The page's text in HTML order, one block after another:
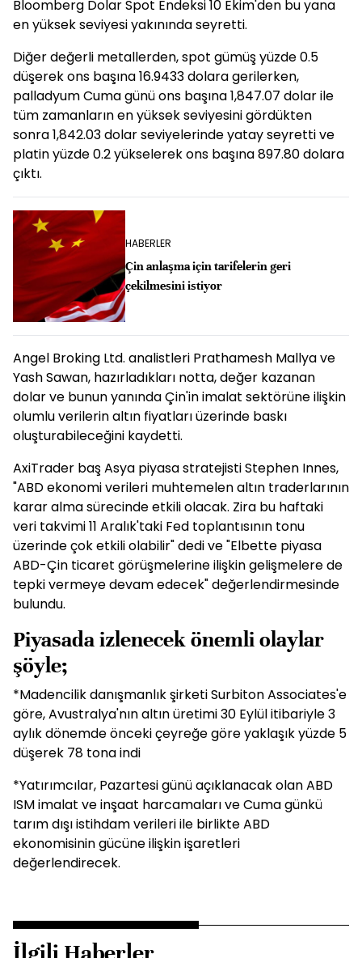
Bloomberg Dolar Spot Endeksi 10 Ekim'den bu yana
en yüksek seviyesi yakınında seyretti.
Diğer değerli metallerden, spot gümüş yüzde 0.5
düşerek ons başına 16.9433 dolara gerilerken,
palladyum Cuma günü ons başına 1,847.07 dolar ile
tüm zamanların en yüksek seviyesini gördükten
sonra 1,842.03 dolar seviyelerinde yatay seyretti ve
platin yüzde 0.2 yükselerek ons başına 897.80 dolara
çıktı.
HABERLER
Çin anlaşma için tarifelerin geri
çekilmesini istiyor
Angel Broking Ltd. analistleri Prathamesh Mallya ve
Yash Sawan, hazırladıkları notta, değer kazanan
dolar ve bunun yanında Çin'in imalat sektörüne ilişkin
olumlu verilerin altın fiyatları üzerinde baskı
oluşturabileceğini kaydetti.
AxiTrader baş Asya piyasa stratejisti Stephen Innes,
"ABD ekonomi verileri muhtemelen altın traderlarının
karar alma sürecinde etkili olacak. Zira bu haftaki
veri takvimi 11 Aralık'taki Fed toplantısının tonu
üzerinde çok etkili olabilir" dedi ve "Elbette piyasa
ABD-Çin ticaret görüşmelerine ilişkin gelişmelere de
tepki vermeye devam edecek" değerlendirmesinde
bulundu.
Piyasada izlenecek önemli olaylar
şöyle;
*Madencilik danışmanlık şirketi Surbiton Associates'e
göre, Avustralya'nın altın üretimi 30 Eylül itibariyle 3
aylık dönemde önceki çeyreğe göre yaklaşık yüzde 5
düşerek 78 tona indi
*Yatırımcılar, Pazartesi günü açıklanacak olan ABD
ISM imalat ve inşaat harcamaları ve Cuma günkü
tarım dışı istihdam verileri ile birlikte ABD
ekonomisinin gücüne ilişkin işaretleri
değerlendirecek.